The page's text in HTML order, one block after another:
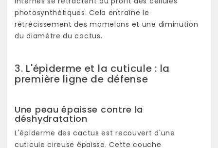
photosynthétiques. Cela entraîne le
rétrécissement des mamelons et une diminution
du diamètre du cactus.
3. L'épiderme et la cuticule : la
première ligne de défense
Une peau épaisse contre la
déshydratation
L'épiderme des cactus est recouvert d'une
cuticule cireuse épaisse. Cette couche